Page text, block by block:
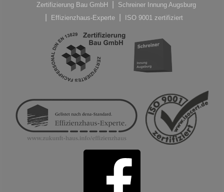
Zertifizierung Bau GmbH
Schreiner Innung Augsburg
Effizienzhaus-Experte
ISO 9001 zertifiziert